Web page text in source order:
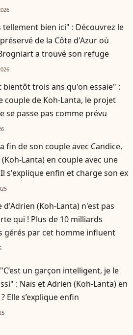
tellement bien ici" : Découvrez le
de la Côte d'Azur où
a trouvé son refuge
bientôt trois ans qu'on essaie" :
couple de Koh-Lanta, le projet
se passe pas comme prévu
fin de son couple avec Candice,
(Koh-Lanta) en couple avec une
s'explique enfin et charge son ex
d'Adrien (Koh-Lanta) n'est pas
qui ! Plus de 10 milliards
gérés par cet homme influent
"C’est un garçon intelligent, je le
: Naïs et Adrien (Koh-Lanta) en
Elle s’explique enfin